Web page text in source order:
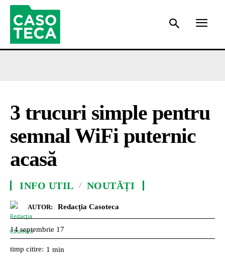
3 trucuri simple pentru
semnal WiFi puternic
acasă
INFO UTIL NOUTĂȚI
AUTOR: Redacția Casoteca
14 septembrie 17
timp citire: 1 min